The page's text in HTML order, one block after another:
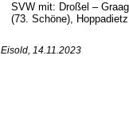
SVW mit: Droßel –
(73. Schöne),
Eisold, 14.11.2023